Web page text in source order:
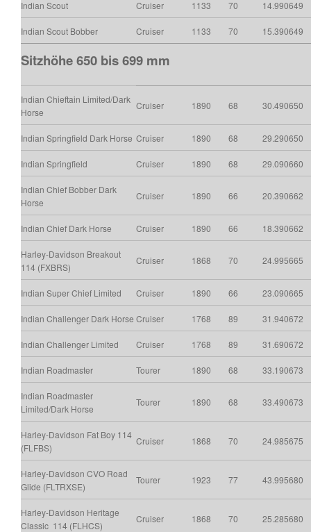
Indian Scout Cruiser 1133 70 14.990649
Indian Scout Bobber Cruiser 1133 70 15.390649
Sitzhöhe 650 bis 699 mm
Indian Chieftain Limited/Dark
Horse
Cruiser 1890 68 30.490650
Indian Springfield Dark Horse Cruiser 1890 68 29.290650
Indian Springfield Cruiser 1890 68 29.090660
Indian Chief Bobber Dark
Horse
Cruiser 1890 66 20.390662
Indian Chief Dark Horse Cruiser 1890 66 18.390662
Harley-Davidson Breakout
114 (FXBRS)
Cruiser 1868 70 24.995665
Indian Super Chief Limited Cruiser 1890 66 23.090665
Indian Challenger Dark Horse Cruiser 1768 89 31.940672
Indian Challenger Limited Cruiser 1768 89 31.690672
Indian Roadmaster Tourer 1890 68 33.190673
Indian Roadmaster
Limited/Dark Horse
Tourer 1890 68 33.490673
Harley-Davidson Fat Boy 114
(FLFBS)
Cruiser 1868 70 24.985675
Harley-Davidson CVO Road
Glide (FLTRXSE)
Tourer 1923 77 43.995680
Harley-Davidson Heritage
Classic 114 (FLHCS)
Cruiser 1868 70 25.285680